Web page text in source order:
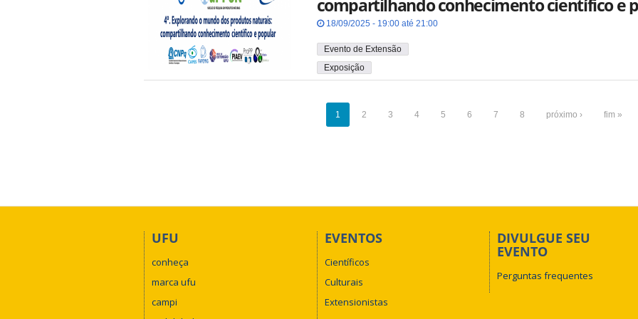
compartilhando conhecimento científico e
18/09/2025 - 19:00 até 21:00
Evento de Extensão
Exposição
1 2 3 4 5 6 7 8 próximo › fim »
UFU
conheça
marca ufu
campi
EVENTOS
Científicos
Culturais
Extensionistas
DIVULGUE SEU
EVENTO
Perguntas frequentes